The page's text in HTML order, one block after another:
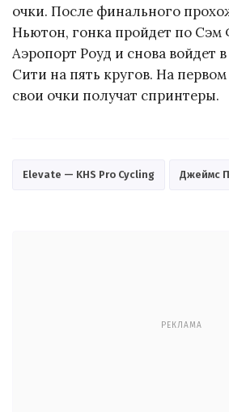
очки. После финального
Ньютон, гонка пройдет по Сэм
Аэропорт Роуд и снова войдет
Сити на пять кругов. На первом
свои очки получат спринтеры.
Elevate — KHS Pro Cycling Джеймс
РЕКЛАМА